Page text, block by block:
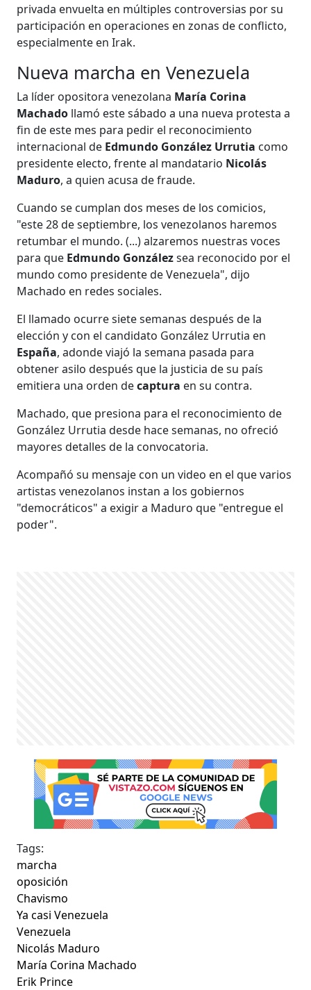
privada envuelta en múltiples controversias por su
participación en operaciones en zonas de conflicto,
especialmente en Irak.
Nueva marcha en Venezuela
La líder opositora venezolana María Corina
Machado llamó este sábado a una nueva protesta a
fin de este mes para pedir el reconocimiento
internacional de Edmundo González Urrutia como
presidente electo, frente al mandatario Nicolás
Maduro, a quien acusa de fraude.
Cuando se cumplan dos meses de los comicios,
"este 28 de septiembre, los venezolanos haremos
retumbar el mundo. (...) alzaremos nuestras voces
para que Edmundo Gonzálezsea reconocido por el
mundo como presidente de Venezuela", dijo
Machado en redes sociales.
El llamado ocurre siete semanas después de la
elección y con el candidato González Urrutia en
España, adonde viajó la semana pasada para
obtener asilo después que la justicia de su país
emitiera una orden decaptura en su contra.
Machado, que presiona para el reconocimiento de
González Urrutia desde hace semanas, no ofreció
mayores detalles de la convocatoria.
Acompañó su mensaje con un video en el que varios
artistas venezolanos instan a los gobiernos
"democráticos" a exigir a Maduro que "entregue el
poder".
Tags:
marcha
oposición
Chavismo
Ya casi Venezuela
Venezuela
Nicolás Maduro
María Corina Machado
Erik Prince